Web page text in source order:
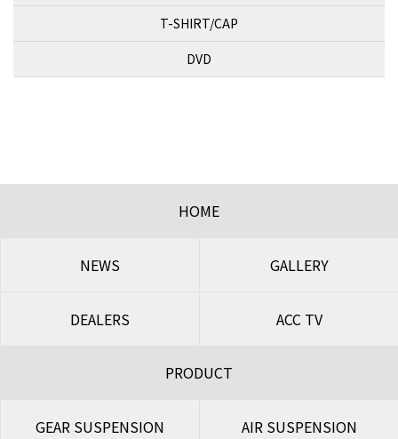
T-SHIRT/CAP
DVD
HOME
NEWS GALLERY
DEALERS ACC TV
PRODUCT
GEAR SUSPENSION AIR SUSPENSION